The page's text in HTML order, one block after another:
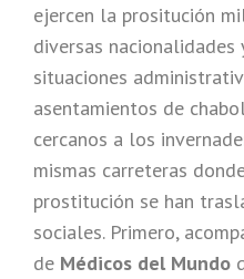
ejercen la prositución
diversas nacionalidades
situaciones
asentamientos de
cercanos a los
mismas carreteras
prostitución se han
sociales. Primero,
de Médicos del Mundo